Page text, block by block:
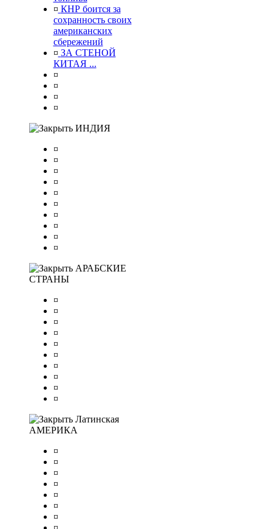
¤ КНР боится за
сохранность своих
американских
сбережений
¤ ЗА СТЕНОЙ
КИТАЯ ...
¤
¤
¤
¤
ИНДИЯ
¤
¤
¤
¤
¤
¤
¤
¤
¤
¤
АРАБСКИЕ
СТРАНЫ
¤
¤
¤
¤
¤
¤
¤
¤
¤
¤
Латинская
АМЕРИКА
¤
¤
¤
¤
¤
¤
¤